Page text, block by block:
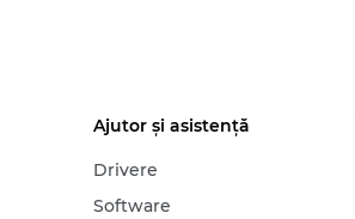
Ajutor şi asistenţă
Drivere
Software